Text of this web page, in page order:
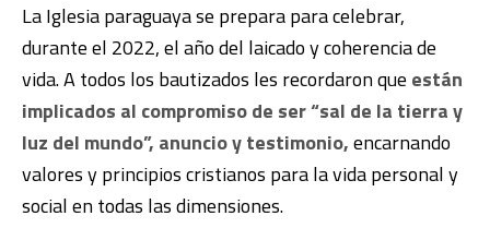
La Iglesia paraguaya se prepara para celebrar,
durante el 2022, el año del laicado y coherencia de
vida. A todos los bautizados les recordaron que están
implicados al compromiso de ser “sal de la tierra y
luz del mundo”, anuncio y testimonio,encarnando
valores y principios cristianos para la vida personal y
social en todas las dimensiones.